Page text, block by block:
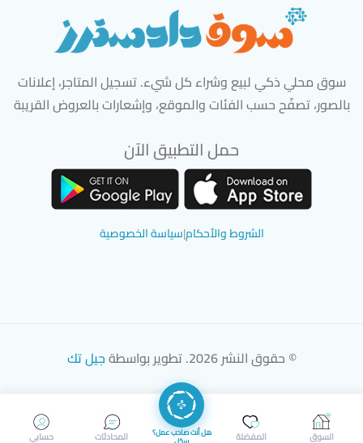
سوق محلي ذكي لبيع وشراء كل شيء. تسجيل المتاجر، إعلانات
بالصور، تصفّح حسب الفئات والموقع، وإشعارات بالعروض القريبة
حمل التطبيق الآن
الشروط والأحكام|سياسة الخصوصية
© حقوق النشر 2026. تطوير بواسطة جيل تك
حسابي المحادثات هل أنت صاحب عمل؟ المفضلة السوق